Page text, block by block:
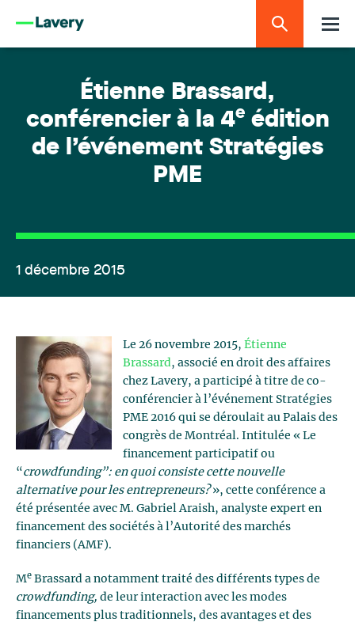
Étienne Brassard,
conférencier à la 4e édition
de l’événement Stratégies
PME
1 décembre 2015
Le 26 novembre 2015, Étienne
Brassard, associé en droit des affaires
chez Lavery, a participé à titre de co-
conférencier à l’événement Stratégies
PME 2016 qui se déroulait au Palais des
congrès de Montréal. Intitulée « Le
financement participatif ou
“crowdfunding”: en quoi consiste cette nouvelle
alternative pour les entrepreneurs?», cette conférence a
été présentée avec M. Gabriel Araish, analyste expert en
financement des sociétés à l’Autorité des marchés
financiers (AMF).
Me Brassard a notamment traité des différents types de
crowdfunding, de leur interaction avec les modes
financements plus traditionnels, des avantages et des